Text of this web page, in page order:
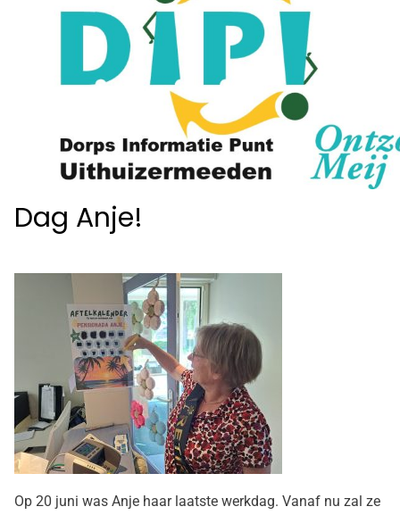
Dag Anje!
Op 20 juni was Anje haar laatste werkdag. Vanaf nu zal ze